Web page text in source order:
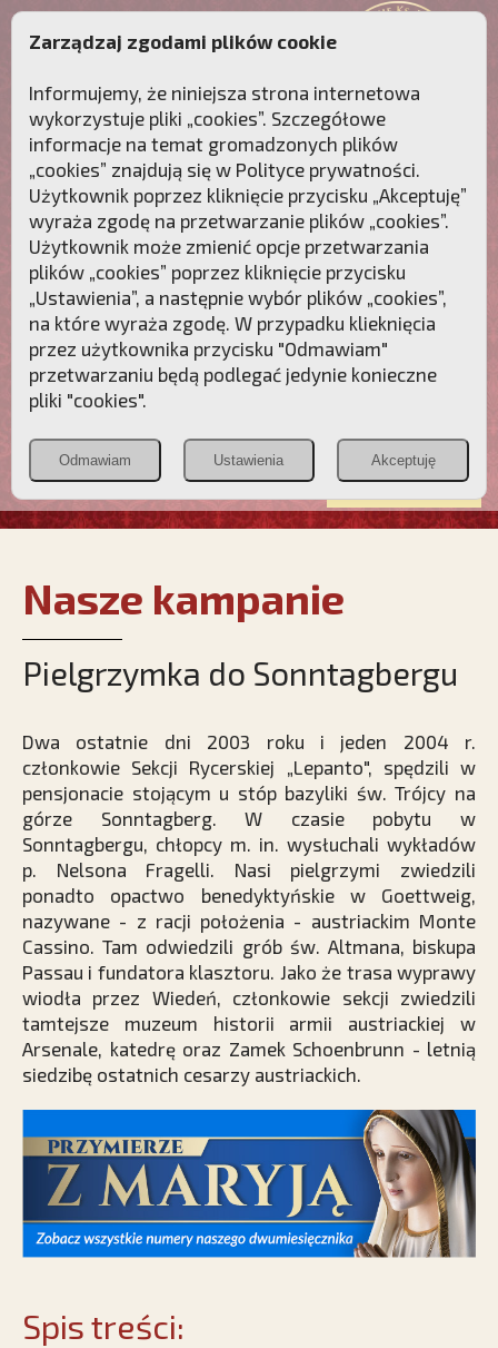
Przebudźmy sumienia Polaków!
Polonia
Christiana
PCh24.pl
Przymierze
POZNAJ APOSTOLAT FATIMY WESPRZYJ
NAS
Nasze kampanie
Pielgrzymka do Sonntagbergu
Dwa ostatnie dni 2003 roku i jeden 2004 r.
członkowie Sekcji Rycerskiej „Lepanto", spędzili w
pensjonacie stojącym u stóp bazyliki św. Trójcy na
górze Sonntagberg. W czasie pobytu w
Sonntagbergu, chłopcy m. in. wysłuchali wykładów
p. Nelsona Fragelli. Nasi pielgrzymi zwiedzili
ponadto opactwo benedyktyńskie w Goettweig,
nazywane - z racji położenia - austriackim Monte
Cassino. Tam odwiedzili grób św. Altmana, biskupa
Passau i fundatora klasztoru. Jako że trasa wyprawy
wiodła przez Wiedeń, członkowie sekcji zwiedzili
tamtejsze muzeum historii armii austriackiej w
Arsenale, katedrę oraz Zamek Schoenbrunn - letnią
siedzibę ostatnich cesarzy austriackich.
Spis treści:
Zarządzaj zgodami plików cookie
Informujemy, że niniejsza strona internetowa
wykorzystuje pliki „cookies”. Szczegółowe
informacje na temat gromadzonych plików
„cookies” znajdują się w Polityce prywatności.
Użytkownik poprzez kliknięcie przycisku „Akceptuję”
wyraża zgodę na przetwarzanie plików „cookies”.
Użytkownik może zmienić opcje przetwarzania
plików „cookies” poprzez kliknięcie przycisku
„Ustawienia”, a następnie wybór plików „cookies”,
na które wyraża zgodę. W przypadku klieknięcia
przez użytkownika przycisku "Odmawiam"
przetwarzaniu będą podlegać jedynie konieczne
pliki "cookies".
Odmawiam Ustawienia Akceptuję